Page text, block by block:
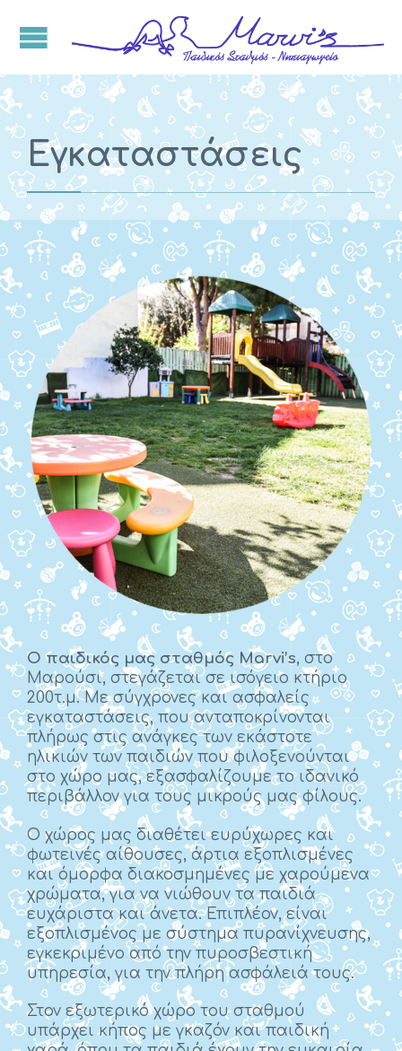
Εγκαταστάσεις
Ο παιδικός μας σταθμός Marvi’s, στο
Μαρούσι, στεγάζεται σε ισόγειο κτήριο
200τ.μ. Με σύγχρονες και ασφαλείς
εγκαταστάσεις, που ανταποκρίνονται
πλήρως στις ανάγκες των εκάστοτε
ηλικιών των παιδιών που φιλοξενούνται
στο χώρο μας, εξασφαλίζουμε το ιδανικό
περιβάλλον για τους μικρούς μας φίλους.
Ο χώρος μας διαθέτει ευρύχωρες και
φωτεινές αίθουσες, άρτια εξοπλισμένες
και όμορφα διακοσμημένες με χαρούμενα
χρώματα, για να νιώθουν τα παιδιά
ευχάριστα και άνετα. Επιπλέον, είναι
εξοπλισμένος με σύστημα πυρανίχνευσης,
εγκεκριμένο από την πυροσβεστική
υπηρεσία, για την πλήρη ασφάλειά τους.
Στον εξωτερικό χώρο του σταθμού
υπάρχει κήπος με γκαζόν και παιδική